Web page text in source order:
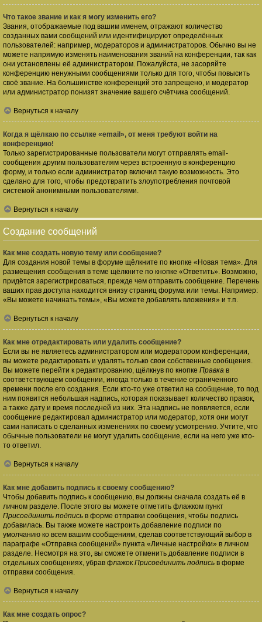
Что такое звание и как я могу изменить его?
Звания, отображаемые под вашим именем, отражают количество
созданных вами сообщений или идентифицируют определённых
пользователей: например, модераторов и администраторов. Обычно вы не
можете напрямую изменять наименования званий на конференции, так как
они установлены её администратором. Пожалуйста, не засоряйте
конференцию ненужными сообщениями только для того, чтобы повысить
своё звание. На большинстве конференций это запрещено, и модератор
или администратор понизят значение вашего счётчика сообщений.
Вернуться к началу
Когда я щёлкаю по ссылке «email», от меня требуют войти на
конференцию!
Только зарегистрированные пользователи могут отправлять email-
сообщения другим пользователям через встроенную в конференцию
форму, и только если администратор включил такую возможность. Это
сделано для того, чтобы предотвратить злоупотребления почтовой
системой анонимными пользователями.
Вернуться к началу
Создание сообщений
Как мне создать новую тему или сообщение?
Для создания новой темы в форуме щёлкните по кнопке «Новая тема». Для
размещения сообщения в теме щёлкните по кнопке «Ответить». Возможно,
придётся зарегистрироваться, прежде чем отправить сообщение. Перечень
ваших прав доступа находится внизу страниц форума или темы. Например:
«Вы можете начинать темы», «Вы можете добавлять вложения» и т.п.
Вернуться к началу
Как мне отредактировать или удалить сообщение?
Если вы не являетесь администратором или модератором конференции,
вы можете редактировать и удалять только свои собственные сообщения.
Вы можете перейти к редактированию, щёлкнув по кнопке Правка в
соответствующем сообщении, иногда только в течение ограниченного
времени после его создания. Если кто-то уже ответил на сообщение, то под
ним появится небольшая надпись, которая показывает количество правок,
а также дату и время последней из них. Эта надпись не появляется, если
сообщение редактировал администратор или модератор, хотя они могут
сами написать о сделанных изменениях по своему усмотрению. Учтите, что
обычные пользователи не могут удалить сообщение, если на него уже кто-
то ответил.
Вернуться к началу
Как мне добавить подпись к своему сообщению?
Чтобы добавить подпись к сообщению, вы должны сначала создать её в
личном разделе. После этого вы можете отметить флажком пункт
Присоединить подпись в форме отправки сообщения, чтобы подпись
добавилась. Вы также можете настроить добавление подписи по
умолчанию ко всем вашим сообщениям, сделав соответствующий выбор в
параграфе «Отправка сообщений» пункта «Личные настройки» в личном
разделе. Несмотря на это, вы сможете отменить добавление подписи в
отдельных сообщениях, убрав флажок Присоединить подпись в форме
отправки сообщения.
Вернуться к началу
Как мне создать опрос?